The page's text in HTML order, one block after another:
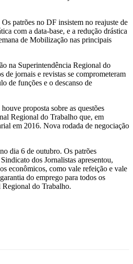
patrões no DF insistem no reajuste de
com a data-base, e a redução drástica
de Mobilização nas principais
na Superintendência Regional do
de jornais e revistas se comprometeram
de funções e o descanso de
proposta sobre as questões
Regional do Trabalho que, em
em 2016. Nova rodada de negociação
dia 6 de outubro. Os patrões
dos Jornalistas apresentou,
econômicos, como vale refeição e vale
do emprego para todos os
do Trabalho.